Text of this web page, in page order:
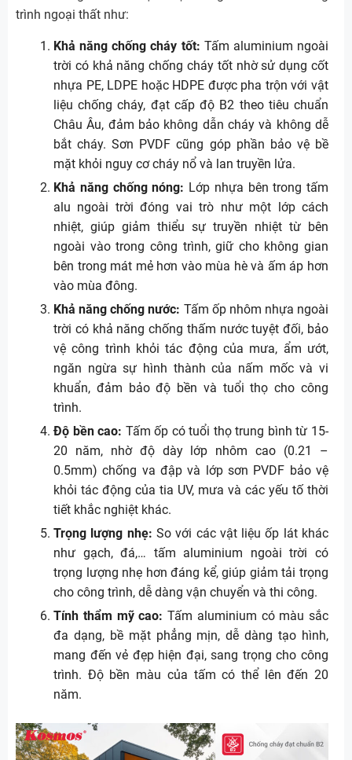
trình ngoại thất như:
Khả năng chống cháy tốt: Tấm aluminium ngoài
trời có khả năng chống cháy tốt nhờ sử dụng cốt
nhựa PE, LDPE hoặc HDPE được pha trộn với vật
liệu chống cháy, đạt cấp độ B2 theo tiêu chuẩn
Châu Âu, đảm bảo không dẫn cháy và không dễ
bắt cháy. Sơn PVDF cũng góp phần bảo vệ bề
mặt khỏi nguy cơ cháy nổ và lan truyền lửa.
Khả năng chống nóng: Lớp nhựa bên trong tấm
alu ngoài trời đóng vai trò như một lớp cách
nhiệt, giúp giảm thiểu sự truyền nhiệt từ bên
ngoài vào trong công trình, giữ cho không gian
bên trong mát mẻ hơn vào mùa hè và ấm áp hơn
vào mùa đông.
Khả năng chống nước: Tấm ốp nhôm nhựa ngoài
trời có khả năng chống thấm nước tuyệt đối, bảo
vệ công trình khỏi tác động của mưa, ẩm ướt,
ngăn ngừa sự hình thành của nấm mốc và vi
khuẩn, đảm bảo độ bền và tuổi thọ cho công
trình.
Độ bền cao: Tấm ốp có tuổi thọ trung bình từ 15-
20 năm, nhờ độ dày lớp nhôm cao (0.21 –
0.5mm) chống va đập và lớp sơn PVDF bảo vệ
khỏi tác động của tia UV, mưa và các yếu tố thời
tiết khắc nghiệt khác.
Trọng lượng nhẹ: So với các vật liệu ốp lát khác
như gạch, đá,… tấm aluminium ngoài trời có
trọng lượng nhẹ hơn đáng kể, giúp giảm tải trọng
cho công trình, dễ dàng vận chuyển và thi công.
Tính thẩm mỹ cao: Tấm aluminium có màu sắc
đa dạng, bề mặt phẳng mịn, dễ dàng tạo hình,
mang đến vẻ đẹp hiện đại, sang trọng cho công
trình. Độ bền màu của tấm có thể lên đến 20
năm.